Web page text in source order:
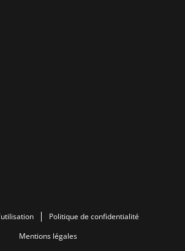
Politique de confidentialité
Mentions légales